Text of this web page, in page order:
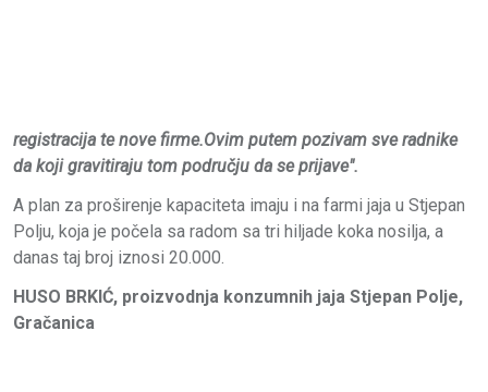
registracija te nove firme.Ovim putem pozivam sve radnike
da koji gravitiraju tom području da se prijave".
A plan za proširenje kapaciteta imaju i na farmi jaja u Stjepan
Polju, koja je počela sa radom sa tri hiljade koka nosilja, a
danas taj broj iznosi 20.000.
HUSO BRKIĆ, proizvodnja konzumnih jaja Stjepan Polje,
Gračanica